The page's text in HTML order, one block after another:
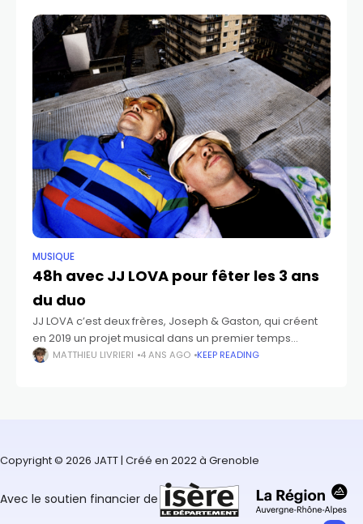
MUSIQUE
48h avec JJ LOVA pour fêter les 3 ans
du duo
JJ LOVA c’est deux frères, Joseph & Gaston, qui créent
en 2019 un projet musical dans un premier temps
nommé « JOSEPHJOSEPH ». Après 3 ans de création, de
MATTHIEU LIVRIERI 4 ANS AGO KEEP READING
Copyright © 2026 JATT | Créé en 2022 à Grenoble
Avec le soutien financier de